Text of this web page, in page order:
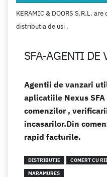
KERAMIC & DOORS S.R.L.
distributia de usi .
SFA-AGENTI DE
Agentii de vanzari
aplicatiile Nexus
comenzilor ,
incasarilor.Din
rapid facturile.
DISTRIBUTIE COMERT CU
MARAMURES